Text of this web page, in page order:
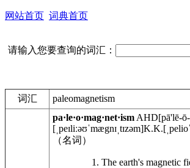
网站首页 词典首页
请输入您要查询的词汇：
词汇 paleomagnetism
pa·le·o·mag·net·ism AHD[pā'lē-
[ˌpeɪliːəʊˈmægnɪˌtɪzəm]K.K.
（名词）
The earth's magnetic